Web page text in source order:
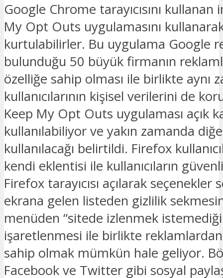
Google Chrome tarayıcısını kullanan
My Opt Outs uygulamasını
kurtulabilirler. Bu uygulama Google
bulunduğu 50 büyük firmanın
özelliğe sahip olması ile birlikte aynı
kullanıcılarının kişisel verilerini de
Keep My Opt Outs uygulaması açık
kullanılabiliyor ve yakın zamanda
kullanılacağı belirtildi. Firefox
kendi eklentisi ile kullanıcıların
Firefox tarayıcısı açılarak seçenekler
ekrana gelen listeden gizlilik
menüden “sitede izlenmek
işaretlenmesi ile birlikte reklamlardan
sahip olmak mümkün hale geliyor.
Facebook ve Twitter gibi sosyal